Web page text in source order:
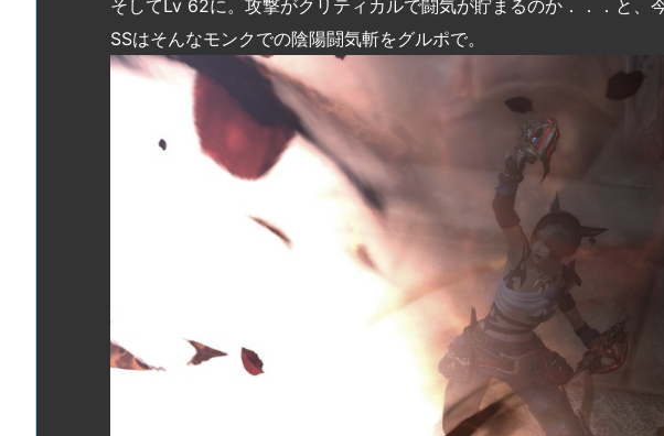
そしてLv 62に。攻撃がクリティカルで闘気が貯まるのか．．．と、
SSはそんなモンクでの陰陽闘気斬をグルポで。